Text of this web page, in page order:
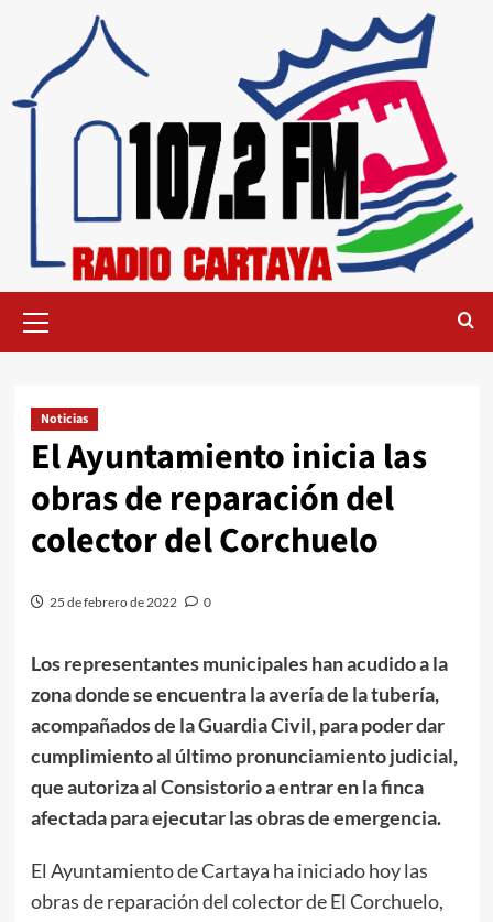
Noticias
El Ayuntamiento inicia las
obras de reparación del
colector del Corchuelo
25 de febrero de 2022 0
Los representantes municipales han acudido a la
zona donde se encuentra la avería de la tubería,
acompañados de la Guardia Civil, para poder dar
cumplimiento al último pronunciamiento judicial,
que autoriza al Consistorio a entrar en la finca
afectada para ejecutar las obras de emergencia.
El Ayuntamiento de Cartaya ha iniciado hoy las
obras de reparación del colector de El Corchuelo,